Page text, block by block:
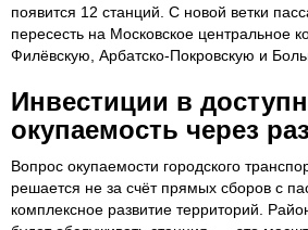
появится 12 станций. С новой ветки
пересесть на Московское центральное
Филёвскую, Арбатско-Покровскую и
Инвестиции в
окупаемость через
Вопрос окупаемости городского
решается не за счёт прямых сборов с
комплексное развитие территорий.